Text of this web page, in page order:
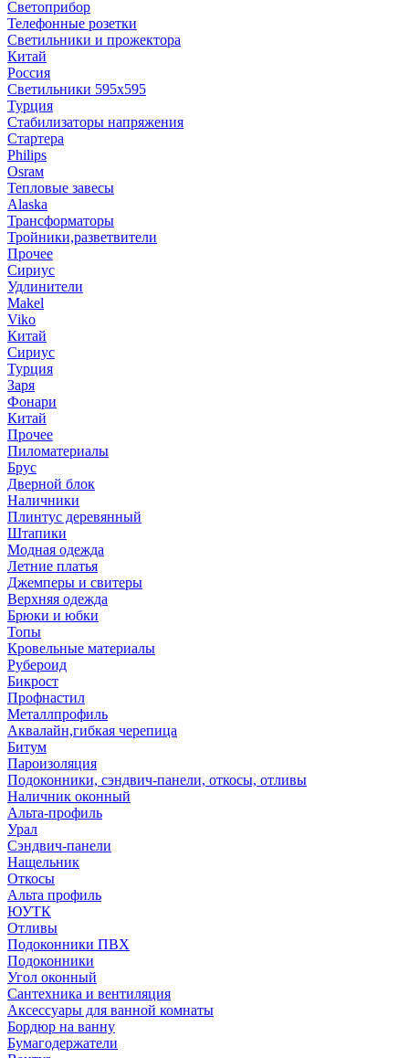
Светоприбор
Телефонные розетки
Светильники и прожектора
Китай
Россия
Светильники 595х595
Турция
Стабилизаторы напряжения
Стартера
Philips
Оsrам
Тепловые завесы
Alaska
Трансформаторы
Тройники,разветвители
Прочее
Сириус
Удлинители
Makel
Viko
Китай
Сириус
Турция
Заря
Фонари
Китай
Прочее
Пиломатериалы
Брус
Дверной блок
Наличники
Плинтус деревянный
Штапики
Модная одежда
Летние платья
Джемперы и свитеры
Верхняя одежда
Брюки и юбки
Топы
Кровельные материалы
Рубероид
Бикрост
Профнастил
Металлпрофиль
Аквалайн,гибкая черепица
Битум
Пароизоляция
Подоконники, сэндвич-панели, откосы, отливы
Наличник оконный
Альта-профиль
Урал
Сэндвич-панели
Нащельник
Откосы
Альта профиль
ЮУТК
Отливы
Подоконники ПВХ
Подоконники
Угол оконный
Сантехника и вентиляция
Аксессуары для ванной комнаты
Бордюр на ванну
Бумагодержатели